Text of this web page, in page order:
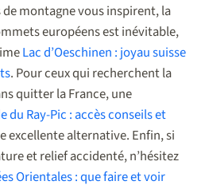
de montagne vous inspirent, la
européens est inévitable,
Lac d’Oeschinen : joyau suisse
. Pour ceux qui recherchent la
quitter la France, une
du Ray-Pic : accès conseils et
excellente alternative. Enfin, si
et relief accidenté, n’hésitez
Orientales : que faire et voir